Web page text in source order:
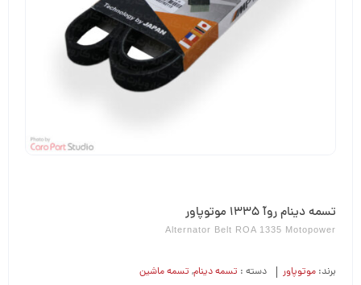
تسمه دینام روآ 1335 موتوپاور
Alternator Belt ROA 1335 Motopower
برند: موتوپاور دسته : تسمه دینام, تسمه ماشین